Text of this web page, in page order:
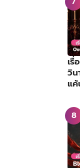
เ
วิน
แ